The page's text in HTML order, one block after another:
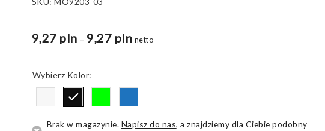
9,27 pln – 9,27 plnZakres
do
netto
Kolor
Brak w magazynie. Napisz do nas, a znajdziemy dla Ciebie podobny